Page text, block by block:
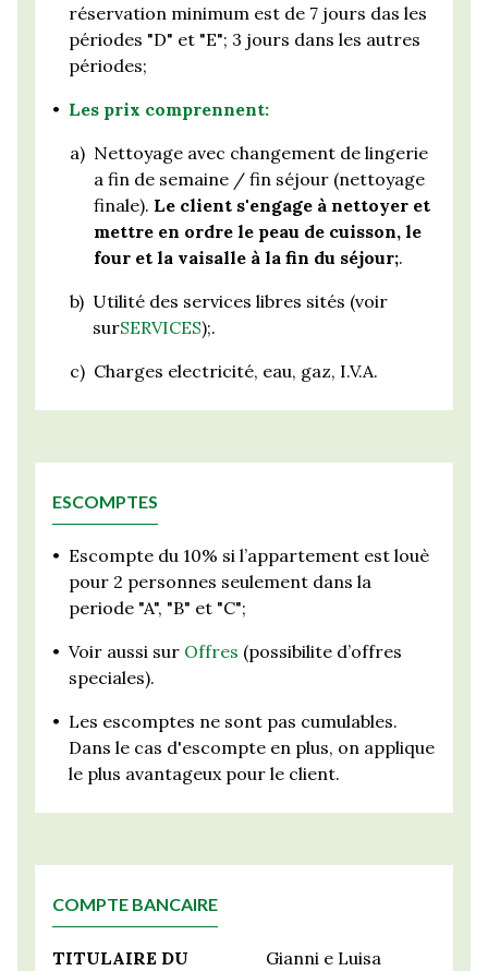
réservation minimum est de 7 jours das les
périodes "D" et "E"; 3 jours dans les autres
périodes;
• Les prix comprennent:
a) Nettoyage avec changement de lingerie
a fin de semaine / fin séjour (nettoyage
finale). Le client s'engage à nettoyer et
mettre en ordre le peau de cuisson, le
four et la vaisalle à la fin du séjour;.
b) Utilité des services libres sités (voir
surSERVICES);.
c) Charges electricité, eau, gaz, I.V.A.
ESCOMPTES
• Escompte du 10% si l’appartement est louè
pour 2 personnes seulement dans la
periode "A", "B" et "C";
• Voir aussi sur Offres (possibilite d’offres
speciales).
• Les escomptes ne sont pas cumulables.
Dans le cas d'escompte en plus, on applique
le plus avantageux pour le client.
COMPTE BANCAIRE
TITULAIRE DU
Gianni e Luisa